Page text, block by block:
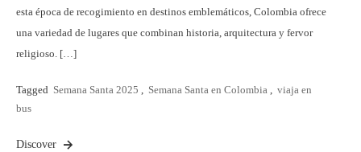
esta época de recogimiento en destinos emblemáticos, Colombia ofrece
una variedad de lugares que combinan historia, arquitectura y fervor
religioso. […]
Tagged Semana Santa 2025 , Semana Santa en Colombia , viaja en
bus
Discover